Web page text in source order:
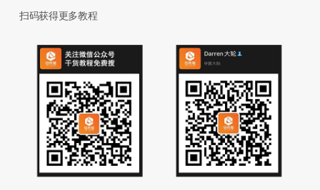
扫码获得更多教程